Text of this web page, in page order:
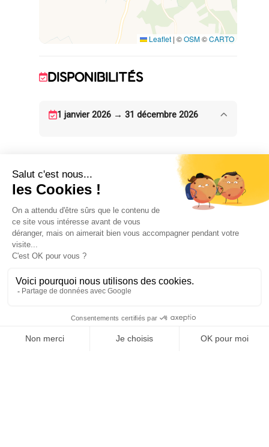
Leaflet | ©OSM©CARTO
DISPONIBILITÉS
1 janvier 2026 → 31 décembre 2026
POUR PASSER LA NUIT
1chambre(s) 1lit(s) deux
ÉQUIPEMENTS
CONFORTS